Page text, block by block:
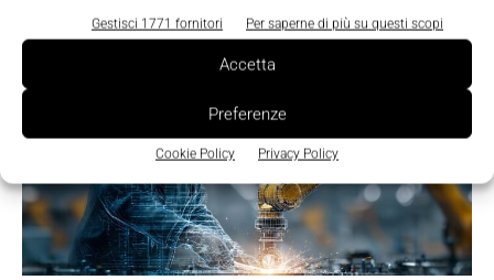
Gestisci 1771 fornitori Per saperne di più su questi scopi
Accetta
Preferenze
Cookie Policy Privacy Policy
TI POTREBBERO INTERESSARE ⇢